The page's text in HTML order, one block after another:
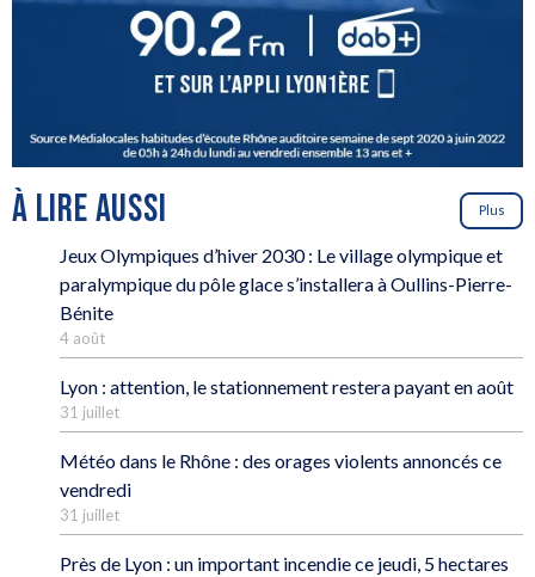
À LIRE AUSSI Plus
Jeux Olympiques d’hiver 2030 : Le village olympique et
paralympique du pôle glace s’installera à Oullins-Pierre-
Bénite
4 août
Lyon : attention, le stationnement restera payant en août
31 juillet
Météo dans le Rhône : des orages violents annoncés ce
vendredi
31 juillet
Près de Lyon : un important incendie ce jeudi, 5 hectares